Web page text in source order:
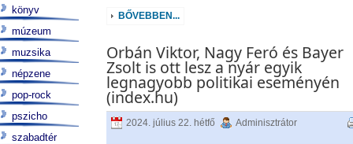
BŐVEBBEN...
Orbán Viktor, Nagy Feró és Bayer
Zsolt is ott lesz a nyár egyik
legnagyobb politikai eseményén
(index.hu)
2024. július 22. hétfő Adminisztrátor
könyv
múzeum
muzsika
népzene
pop-rock
pszicho
szabadtér